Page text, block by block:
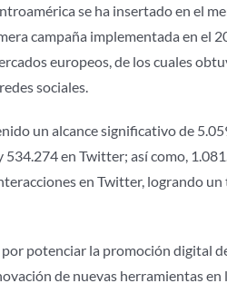
se ha insertado en el
campaña implementada en el
europeos, de los cuales
sociales.
un alcance significativo de
534.274 en Twitter; así como,
en Twitter, logrando
potenciar la promoción digital
de nuevas herramientas